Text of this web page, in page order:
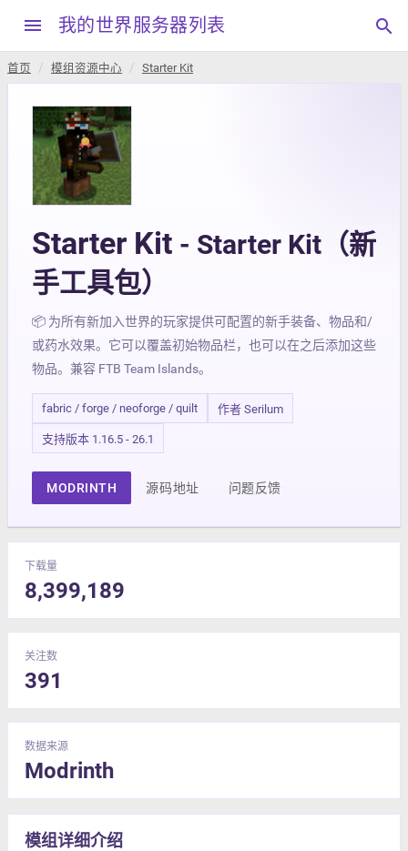
menu 我的世界服务器列表 search
首页 模组资源中心 Starter Kit
Starter Kit - Starter Kit（新
手工具包）
📦 为所有新加入世界的玩家提供可配置的新手装备、物品和/
或药水效果。它可以覆盖初始物品栏，也可以在之后添加这些
物品。兼容 FTB Team Islands。
fabric / forge / neoforge / quilt 作者 Serilum
支持版本 1.16.5 - 26.1
MODRINTH 源码地址 问题反馈
下载量
8,399,189
关注数
391
数据来源
Modrinth
模组详细介绍